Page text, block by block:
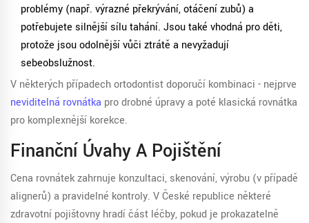
problémy (např. výrazné překrývání, otáčení zubů) a
potřebujete silnější sílu tahání. Jsou také vhodná pro děti,
protože jsou odolnější vůči ztrátě a nevyžadují
sebeobslužnost.
V některých případech ortodontist doporučí kombinaci - nejprve
neviditelná rovnátka pro drobné úpravy a poté klasická rovnátka
pro komplexnější korekce.
Finanční Úvahy A Pojištění
Cena rovnátek zahrnuje konzultaci, skenování, výrobu (v případě
alignerů) a pravidelné kontroly. V České republice některé
zdravotní pojišťovny hradí část léčby, pokud je prokazatelně